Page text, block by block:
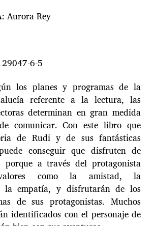
: Aurora Rey
6-5
los planes y programas de la
referente a la lectura, las
determinan en gran medida
comunicar. Con este libro que
de Rudi y de sus fantásticas
conseguir que disfruten de
porque a través del protagonista
como la amistad, la
la empatía, y disfrutarán de los
de sus protagonistas. Muchos
identificados con el personaje de